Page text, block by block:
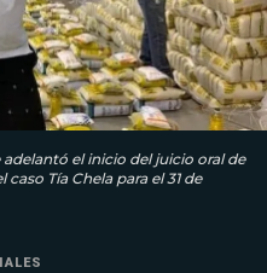
el inicio del juicio oral de
Tía Chela para el 31 de